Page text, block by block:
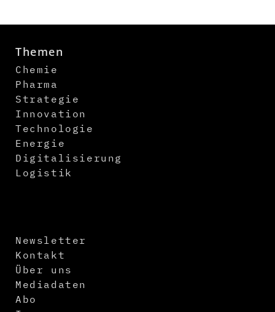
Themen
Chemie
Pharma
Strategie
Innovation
Technologie
Energie
Digitalisierung
Logistik
Newsletter
Kontakt
Über uns
Mediadaten
Abo